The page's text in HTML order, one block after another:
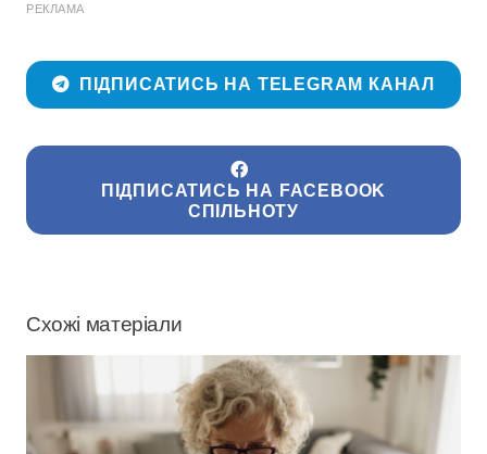
РЕКЛАМА
ПІДПИСАТИСЬ НА TELEGRAM КАНАЛ
ПІДПИСАТИСЬ НА FACEBOOK
СПІЛЬНОТУ
Схожі матеріали